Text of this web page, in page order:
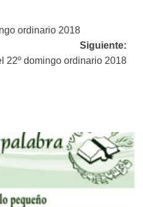
ordinario 2018
Siguiente:
22º domingo ordinario 2018